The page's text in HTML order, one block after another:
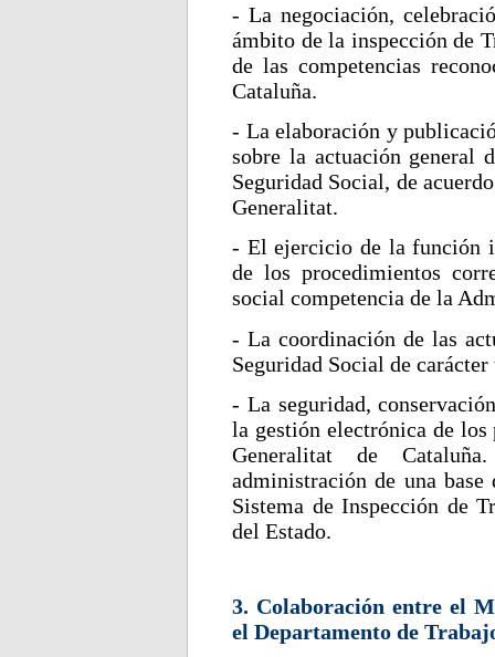
- La negociación,
ámbito de la inspección de
de las competencias
Cataluña.
- La elaboración y
sobre la actuación general
Seguridad Social, de
Generalitat.
- El ejercicio de la función
de los procedimientos
social competencia de la
- La coordinación de las
Seguridad Social de
- La seguridad,
la gestión electrónica de
Generalitat de
administración de una
Sistema de Inspección de
del Estado.
3. Colaboración entre el
el Departamento de